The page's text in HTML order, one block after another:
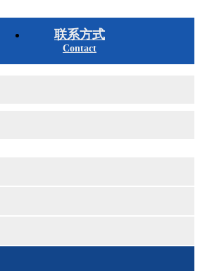
联系方式
Contact